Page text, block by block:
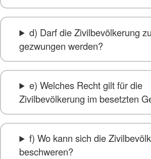
d) Darf die Zivilbevölkerung
gezwungen werden?
e) Welches Recht gilt für die
Zivilbevölkerung im besetzten
f) Wo kann sich die
beschweren?